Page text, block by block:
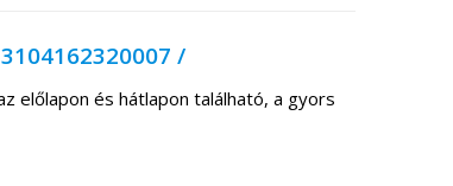
/
előlapon és hátlapon található, a gyors